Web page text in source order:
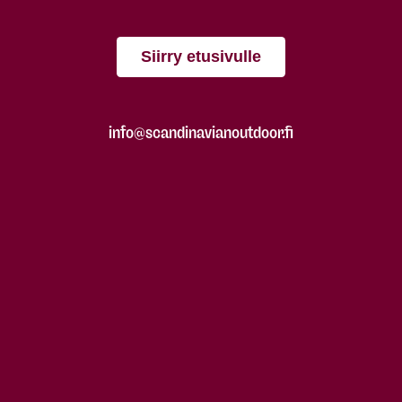
Siirry etusivulle
info@scandinavianoutdoor.fi